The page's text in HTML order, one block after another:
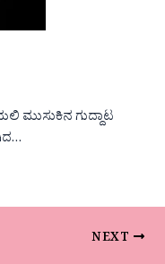
ಮುಸುಕಿನ ಗುದ್ದಾಟ
NEXT